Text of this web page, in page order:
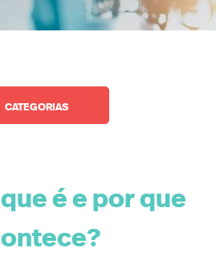
é e por que
CATEGORIAS